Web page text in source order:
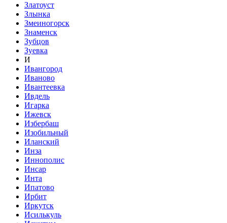
Златоуст
Злынка
Змеиногорск
Знаменск
Зубцов
Зуевка
И
Ивангород
Иваново
Ивантеевка
Ивдель
Игарка
Ижевск
Избербаш
Изобильный
Иланский
Инза
Иннополис
Инсар
Инта
Ипатово
Ирбит
Иркутск
Исилькуль